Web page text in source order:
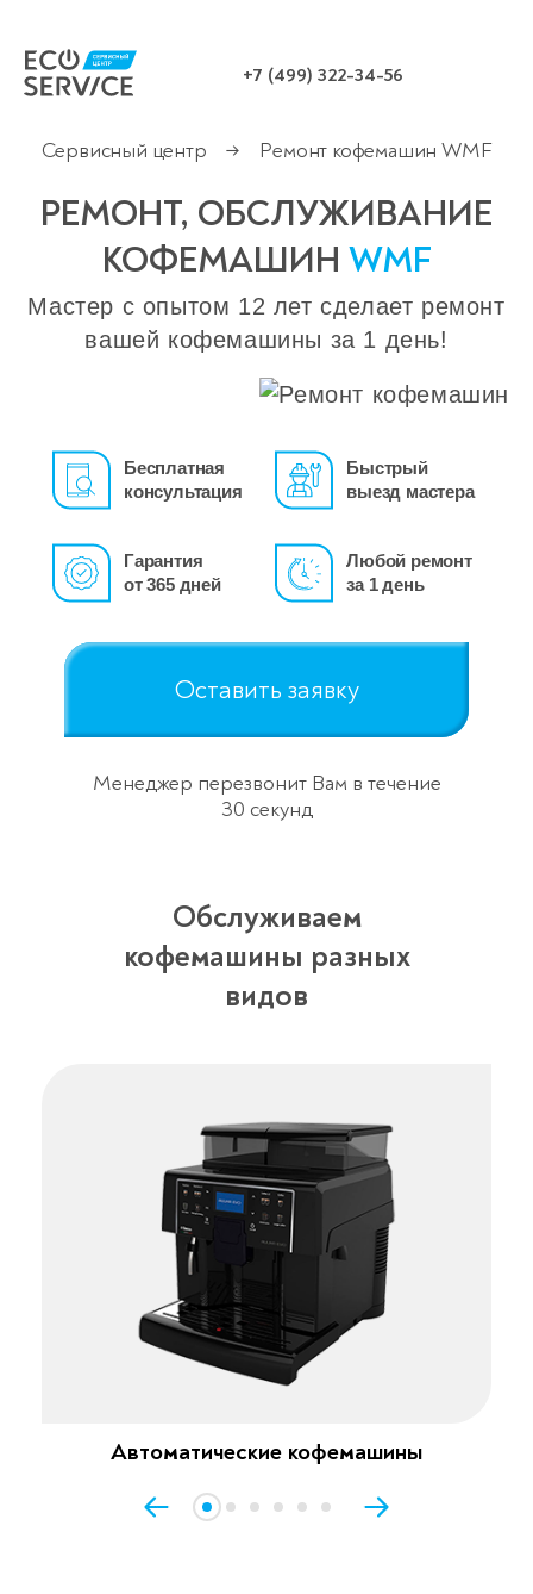
+7 (499) 322-34-56
Сервисный центр → Ремонт кофемашин WMF
РЕМОНТ, ОБСЛУЖИВАНИЕ
КОФЕМАШИН WMF
Мастер с опытом 12 лет сделает ремонт
вашей кофемашины за 1 день!
Бесплатная
консультация
Быстрый
выезд мастера
Гарантия
от 365 дней
Любой ремонт
за 1 день
Оставить заявку
Менеджер перезвонит Вам в течение
30 секунд
Обслуживаем
кофемашины разных
видов
Автоматические кофемашины